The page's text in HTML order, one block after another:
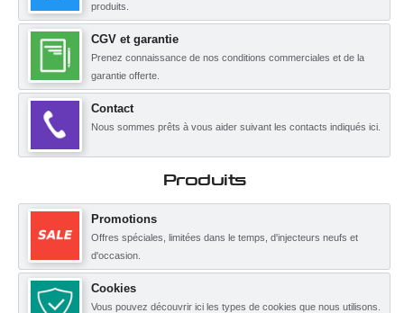
produits.
CGV et garantie
Prenez connaissance de nos conditions commerciales et de la
garantie offerte.
Contact
Nous sommes prêts à vous aider suivant les contacts indiqués ici.
Produits
Promotions
Offres spéciales, limitées dans le temps, d'injecteurs neufs et
d'occasion.
Cookies
Vous pouvez découvrir ici les types de cookies que nous utilisons.